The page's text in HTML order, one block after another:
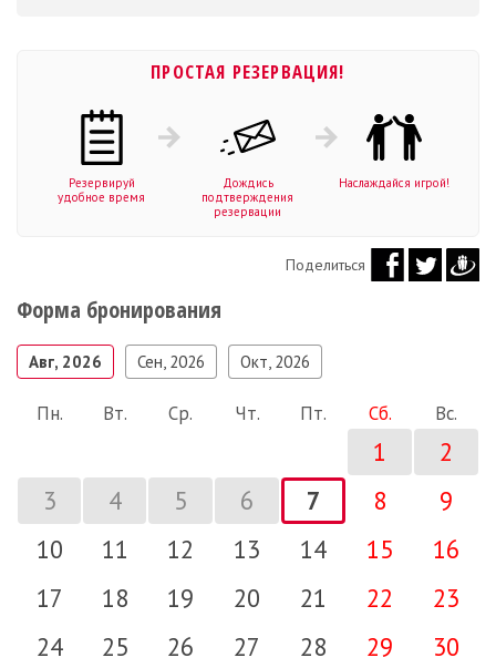
ПРОСТАЯ РЕЗЕРВАЦИЯ!
Резервируй
удобное время
Дождись
подтверждения
резервации
Наслаждайся игрой!
Поделиться
Форма бронирования
Авг, 2026 Сен, 2026 Окт, 2026
Пн. Вт. Ср. Чт. Пт. Сб. Вс.
1
2
3
4 5 6 7 8
9
10
11 12 13 14 15
16
17
18 19 20 21 22
23
24
25 26 27 28 29
30